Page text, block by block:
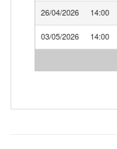
26/04/2026 14:00
03/05/2026 14:00